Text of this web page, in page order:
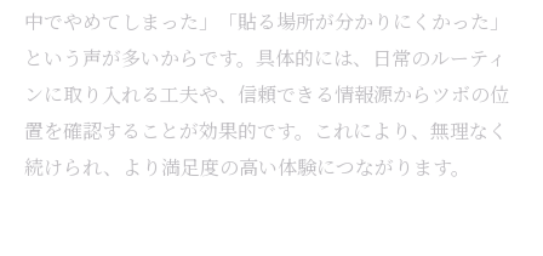
中でやめてしまった」「貼る場所が分かりにくかった」
という声が多いからです。具体的には、日常のルーティ
ンに取り入れる工夫や、信頼できる情報源からツボの位
置を確認することが効果的です。これにより、無理なく
続けられ、より満足度の高い体験につながります。